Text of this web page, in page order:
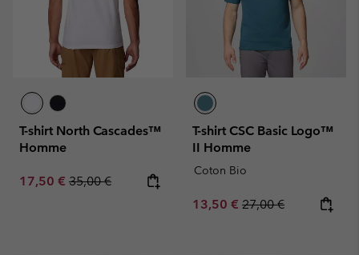
T-shirt North Cascades™
Homme
Sale price:
17,50 € Regular price:
35,00 €
T-shirt CSC Basic Logo™
II Homme
Coton Bio
Sale price:
13,50 € Regular price:
27,00 €